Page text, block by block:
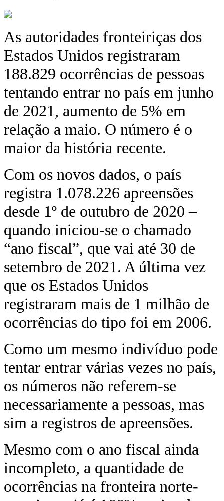
As autoridades fronteiriças dos
Estados Unidos registraram
188.829 ocorrências de pessoas
tentando entrar no país em junho
de 2021, aumento de 5% em
relação a maio. O número é o
maior da história recente.
Com os novos dados, o país
registra 1.078.226 apreensões
desde 1º de outubro de 2020 –
quando iniciou-se o chamado
“ano fiscal”, que vai até 30 de
setembro de 2021. A última vez
que os Estados Unidos
registraram mais de 1 milhão de
ocorrências do tipo foi em 2006.
Como um mesmo indivíduo pode
tentar entrar várias vezes no país,
os números não referem-se
necessariamente a pessoas, mas
sim a registros de apreensões.
Mesmo com o ano fiscal ainda
incompleto, a quantidade de
ocorrências na fronteira norte-